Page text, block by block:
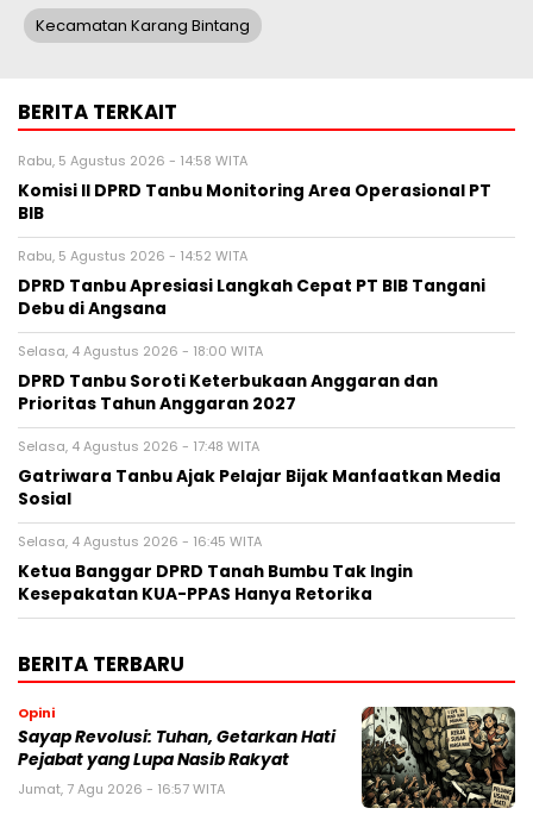
Kecamatan Karang Bintang
BERITA TERKAIT
Rabu, 5 Agustus 2026 - 14:58 WITA
Komisi II DPRD Tanbu Monitoring Area Operasional PT
BIB
Rabu, 5 Agustus 2026 - 14:52 WITA
DPRD Tanbu Apresiasi Langkah Cepat PT BIB Tangani
Debu di Angsana
Selasa, 4 Agustus 2026 - 18:00 WITA
DPRD Tanbu Soroti Keterbukaan Anggaran dan
Prioritas Tahun Anggaran 2027
Selasa, 4 Agustus 2026 - 17:48 WITA
Gatriwara Tanbu Ajak Pelajar Bijak Manfaatkan Media
Sosial
Selasa, 4 Agustus 2026 - 16:45 WITA
Ketua Banggar DPRD Tanah Bumbu Tak Ingin
Kesepakatan KUA-PPAS Hanya Retorika
BERITA TERBARU
Opini
Sayap Revolusi: Tuhan, Getarkan Hati
Pejabat yang Lupa Nasib Rakyat
Jumat, 7 Agu 2026 - 16:57 WITA